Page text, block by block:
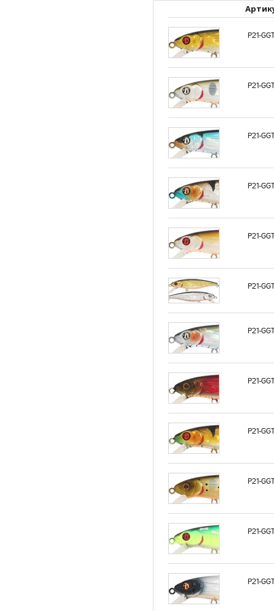
P21-
P21-
P21-
P21-
P21-
P21-
P21-
P21-
P21-
P21-
P21-
P21-